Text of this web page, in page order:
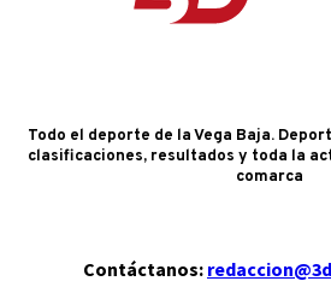
Todo el deporte de la Vega Baja.
clasificaciones, resultados y toda la
comarca
Contáctanos: